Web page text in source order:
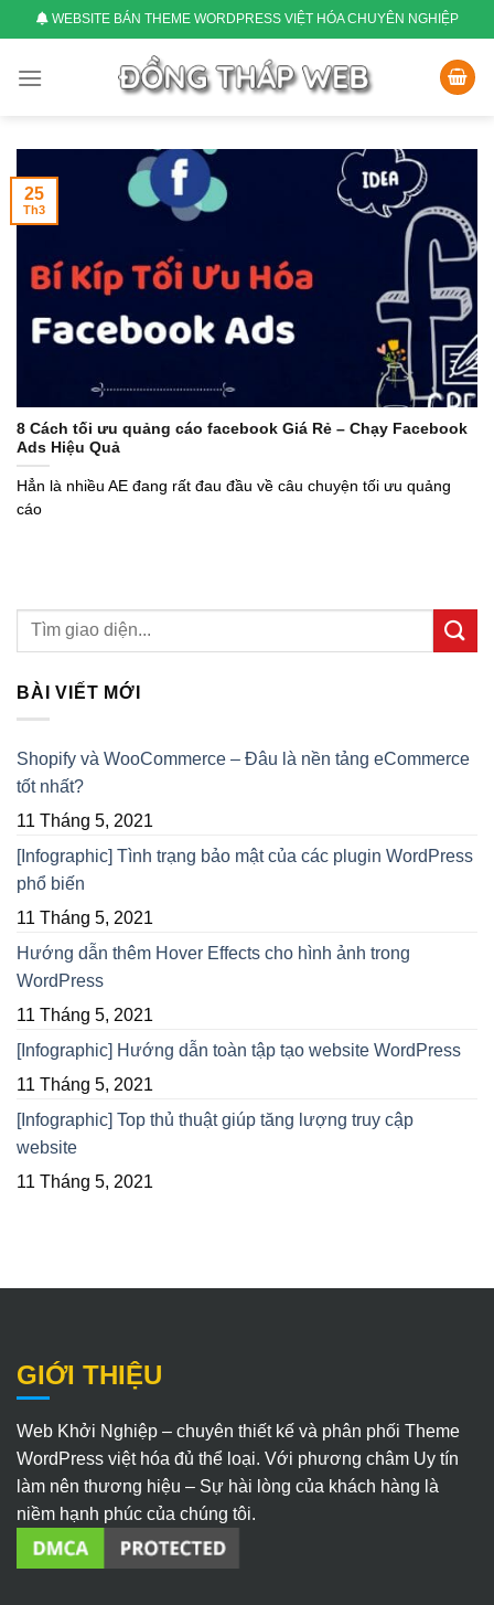
to
content
WEBSITE BÁN THEME WORDPRESS VIỆT HÓA CHUYÊN NGHIỆP
8 Cách tối ưu quảng cáo facebook Giá Rẻ – Chạy Facebook
Ads Hiệu Quả
Hẳn là nhiều AE đang rất đau đầu về câu chuyện tối ưu quảng
cáo
25
Th3
BÀI VIẾT MỚI
Shopify và WooCommerce – Đâu là nền tảng eCommerce
tốt nhất?
11 Tháng 5, 2021
[Infographic] Tình trạng bảo mật của các plugin WordPress
phổ biến
11 Tháng 5, 2021
Hướng dẫn thêm Hover Effects cho hình ảnh trong
WordPress
11 Tháng 5, 2021
[Infographic] Hướng dẫn toàn tập tạo website WordPress
11 Tháng 5, 2021
[Infographic] Top thủ thuật giúp tăng lượng truy cập
website
11 Tháng 5, 2021
GIỚI THIỆU
Web Khởi Nghiệp – chuyên thiết kế và phân phối Theme
WordPress việt hóa đủ thể loại. Với phương châm Uy tín
làm nên thương hiệu – Sự hài lòng của khách hàng là
niềm hạnh phúc của chúng tôi.